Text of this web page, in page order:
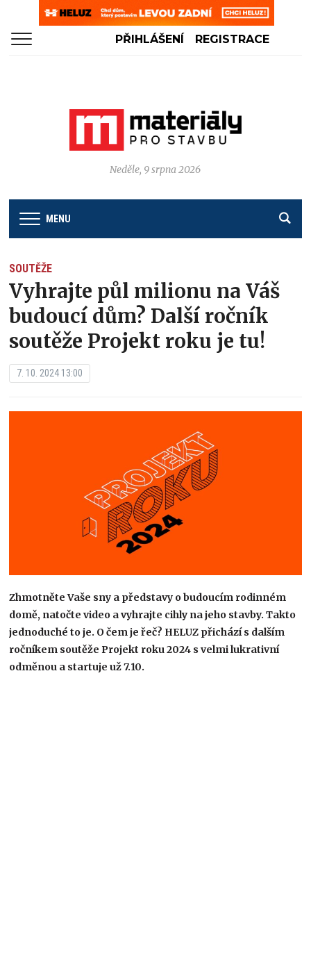
PŘIHLÁŠENÍ REGISTRACE
Neděle, 9 srpna 2026
MENU
SOUTĚŽE
Vyhrajte půl milionu na Váš
budoucí dům? Další ročník
soutěže Projekt roku je tu!
7. 10. 2024 13:00
Zhmotněte Vaše sny a představy o budoucím rodinném
domě, natočte video a vyhrajte cihly na jeho stavby. Takto
jednoduché to je. O čem je řeč? HELUZ přichází s dalším
ročníkem soutěže Projekt roku 2024 s velmi lukrativní
odměnou a startuje už 7.10.